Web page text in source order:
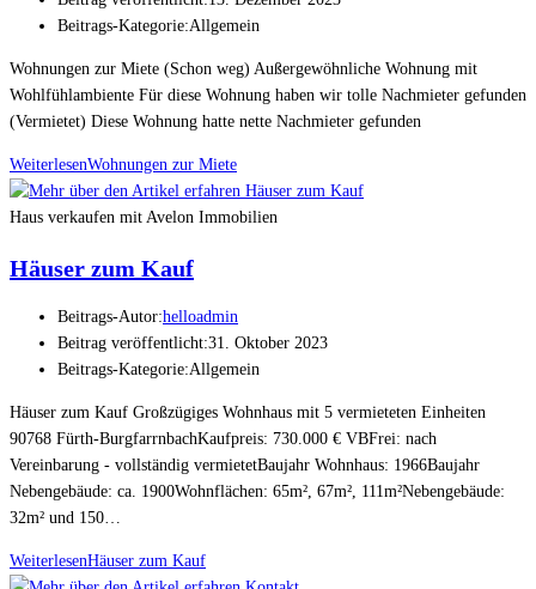
Beitrags-Kategorie:Allgemein
Wohnungen zur Miete (Schon weg) Außergewöhnliche Wohnung mit
Wohlfühlambiente Für diese Wohnung haben wir tolle Nachmieter gefunden
(Vermietet) Diese Wohnung hatte nette Nachmieter gefunden
WeiterlesenWohnungen zur Miete
Haus verkaufen mit Avelon Immobilien
Häuser zum Kauf
Beitrags-Autor:helloadmin
Beitrag veröffentlicht:31. Oktober 2023
Beitrags-Kategorie:Allgemein
Häuser zum Kauf Großzügiges Wohnhaus mit 5 vermieteten Einheiten
90768 Fürth-BurgfarrnbachKaufpreis: 730.000 € VBFrei: nach
Vereinbarung - vollständig vermietetBaujahr Wohnhaus: 1966Baujahr
Nebengebäude: ca. 1900Wohnflächen: 65m², 67m², 111m²Nebengebäude:
32m² und 150…
WeiterlesenHäuser zum Kauf